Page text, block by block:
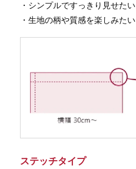
・シンプルですっきり見せたい
・生地の柄や質感を楽しみたい
ステッチタイプ